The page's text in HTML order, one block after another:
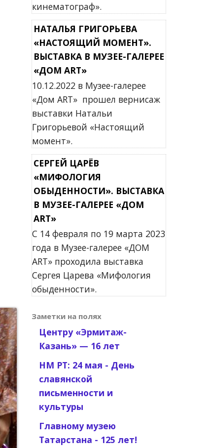
кинематограф».
НАТАЛЬЯ ГРИГОРЬЕВА
«НАСТОЯЩИЙ МОМЕНТ».
ВЫСТАВКА В МУЗЕЕ-ГАЛЕРЕЕ
«ДОМ ART»
10.12.2022 в Музее-галерее
«Дом ART» прошел вернисаж
выставки Натальи
Григорьевой «Настоящий
момент».
СЕРГЕЙ ЦАРЁВ
«МИФОЛОГИЯ
ОБЫДЕННОСТИ». ВЫСТАВКА
В МУЗЕЕ-ГАЛЕРЕЕ «ДОМ
ART»
С 14 февраля по 19 марта 2023
года в Музее-галерее «ДОМ
ART» проходила выставка
Сергея Царева «Мифология
обыденности».
Заметки на полях
Центру «Эрмитаж-
Казань» — 16 лет
НМ РТ: 24 мая - День
славянской
письменности и
культуры
Главному музею
Татарстана - 125 лет!